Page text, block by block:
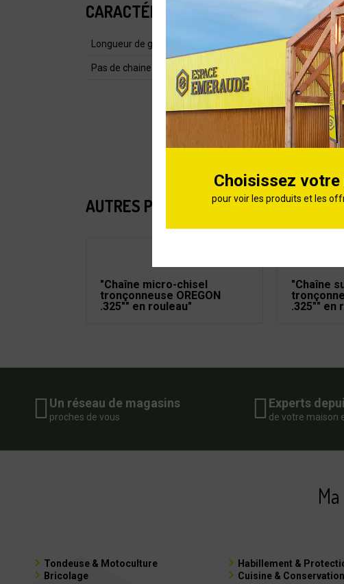
CARACTÉRISTIQUES
Longueur de guide (cm)
Pas de chaine
AUTRES PRODUITS DE LA CATÉGORIE
"Chaîne micro-chisel
tronçonneuse OREGON
.325"" en rouleau"
"Chaîne
.325"" en
Un réseau de magasins
proches de vous
Experts
de votre maison
Tondeuse & Motoculture
Bricolage
Habillement &
Cuisine & Conservation
Choisissez votre
pour voir les produits et les